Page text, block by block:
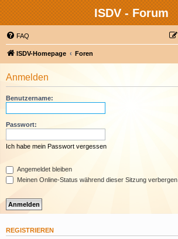
ISDV - Forum
FAQ
ISDV-Homepage Foren
Anmelden
Benutzername:
Passwort:
Ich habe mein Passwort vergessen
Angemeldet bleiben
Meinen Online-Status während dieser Sitzung verbergen
REGISTRIEREN